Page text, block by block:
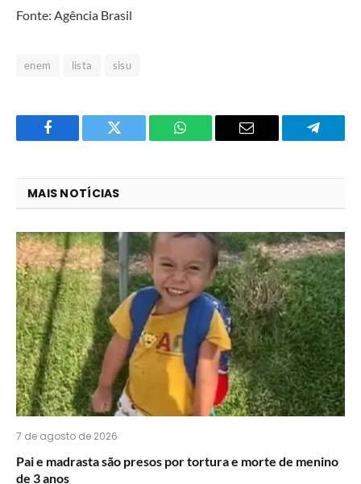
Fonte: Agência Brasil
enem lista sisu
Facebook Twitter
O
do
WhatsApp?
E-
MAIS NOTÍCIAS
7 de agosto de 2026
Pai e madrasta são presos por tortura e morte de menino
de 3 anos